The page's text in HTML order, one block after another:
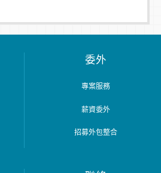
委外
專案服務
薪資委外
招募外包整合